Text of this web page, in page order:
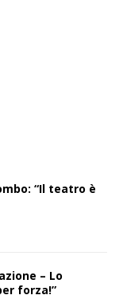
“Il teatro è
– Lo
forza!”